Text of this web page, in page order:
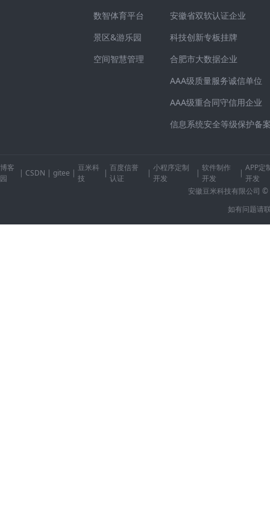
数智体育平台
景区&游乐园
空间智慧管理
安徽省双软认证企业
科技创新专板挂牌
合肥市大数据企业
AAA级质量服务诚信单位
AAA级重合同守信用企业
信息系统安全等级保护备
博客
园
| CSDN |gitee |
豆米科
技
|
百度信誉
认证
|
小程序定制
开发
|
软件制作
开发
|
APP定
开发
安徽豆米科技有限公司
如有问题请